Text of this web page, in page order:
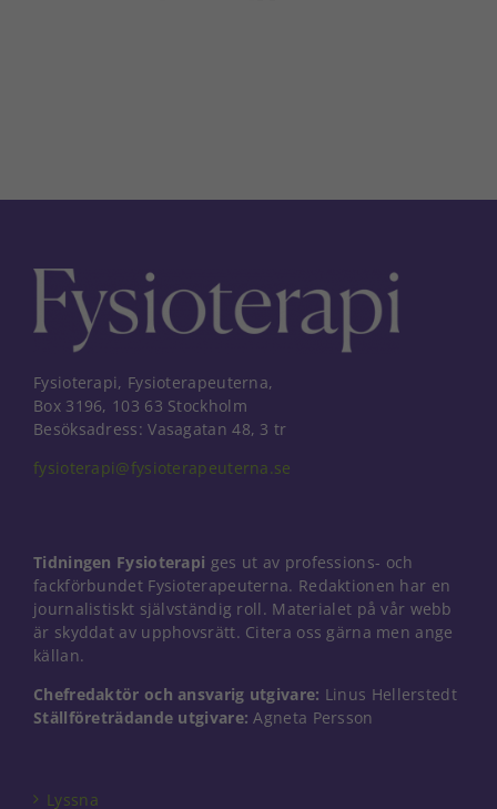
Fysioterapi, Fysioterapeuterna,
Box 3196, 103 63 Stockholm
Besöksadress: Vasagatan 48, 3 tr
fysioterapi@fysioterapeuterna.se
Tidningen Fysioterapi ges ut av professions- och
fackförbundet Fysioterapeuterna. Redaktionen har en
journalistiskt självständig roll. Materialet på vår webb
är skyddat av upphovsrätt. Citera oss gärna men ange
källan.
Chefredaktör och ansvarig utgivare: Linus Hellerstedt
Ställföreträdande utgivare: Agneta Persson
Lyssna
Nödvändiga